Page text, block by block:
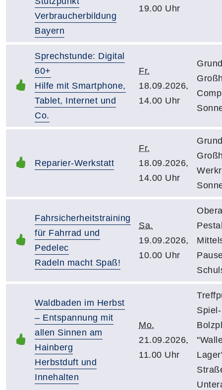
Verbraucherbildung
Bayern
19.00 Uhr
Sprechstunde: Digital
60+
Hilfe mit Smartphone,
Tablet, Internet und
Co.
Fr.
18.09.2026,
14.00 Uhr
Reparier-Werkstatt
Fr.
18.09.2026,
14.00 Uhr
Fahrsicherheitstraining
für Fahrrad und
Pedelec
Radeln macht Spaß!
Sa.
19.09.2026,
10.00 Uhr
Waldbaden im Herbst
– Entspannung mit
allen Sinnen am
Hainberg
Herbstduft und
Innehalten
Mo.
21.09.2026,
11.00 Uhr